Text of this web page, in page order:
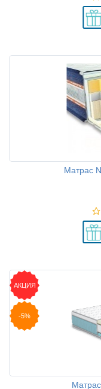
Матрас
АКЦИЯ
-5%